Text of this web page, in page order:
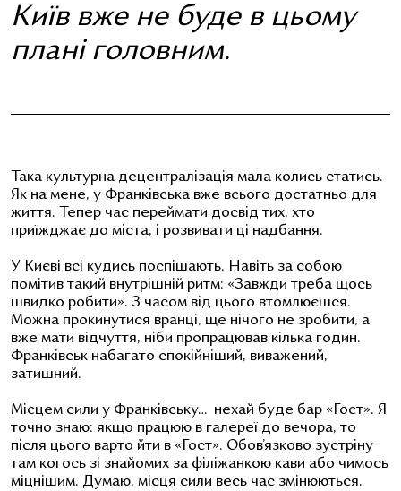
Київ вже не буде в цьому
плані головним.
Така культурна децентралізація мала колись статись.
Як на мене, у Франківська вже всього достатньо для
життя. Тепер час переймати досвід тих, хто
приїжджає до міста, і розвивати ці надбання.
У Києві всі кудись поспішають. Навіть за собою
помітив такий внутрішній ритм: «Завжди треба щось
швидко робити». З часом від цього втомлюєшся.
Можна прокинутися вранці, ще нічого не зробити, а
вже мати відчуття, ніби пропрацював кілька годин.
Франківськ набагато спокійніший, виважений,
затишний.
Місцем сили у Франківську… нехай буде бар «Гост». Я
точно знаю: якщо працюю в галереї до вечора, то
після цього варто йти в «Гост». Обов’язково зустріну
там когось зі знайомих за філіжанкою кави або чимось
міцнішим. Думаю, місця сили весь час змінюються.